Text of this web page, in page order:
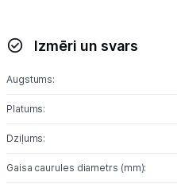
Izmēri un svars
Augstums:
Platums:
Dziļums:
Gaisa caurules diametrs (mm):